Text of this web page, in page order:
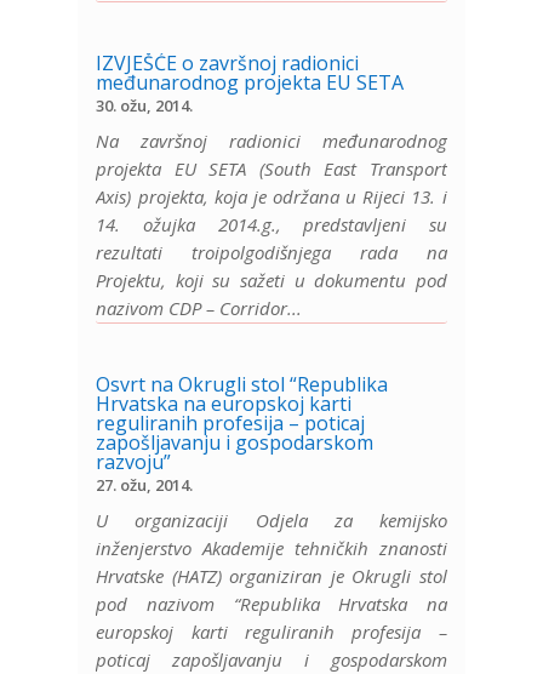
IZVJEŠĆE o završnoj radionici
međunarodnog projekta EU SETA
30. ožu, 2014.
Na završnoj radionici međunarodnog
projekta EU SETA (South East Transport
Axis) projekta, koja je održana u Rijeci 13. i
14. ožujka 2014.g., predstavljeni su
rezultati troipolgodišnjega rada na
Projektu, koji su sažeti u dokumentu pod
nazivom CDP – Corridor...
Osvrt na Okrugli stol “Republika
Hrvatska na europskoj karti
reguliranih profesija – poticaj
zapošljavanju i gospodarskom
razvoju”
27. ožu, 2014.
U organizaciji Odjela za kemijsko
inženjerstvo Akademije tehničkih znanosti
Hrvatske (HATZ) organiziran je Okrugli stol
pod nazivom “Republika Hrvatska na
europskoj karti reguliranih profesija –
poticaj zapošljavanju i gospodarskom